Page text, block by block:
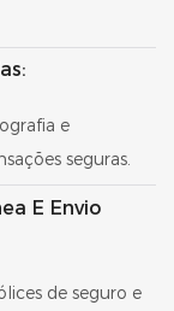
e
seguras.
E Envio
de seguro e